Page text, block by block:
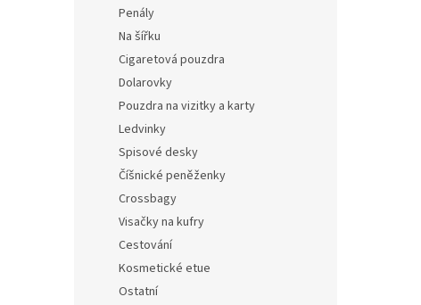
Penály
Na šířku
Cigaretová pouzdra
Dolarovky
Pouzdra na vizitky a karty
Ledvinky
Spisové desky
Číšnické peněženky
Crossbagy
Visačky na kufry
Cestování
Kosmetické etue
Ostatní